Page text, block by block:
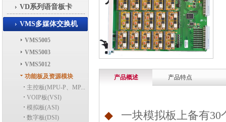
VD系列语音板卡
VMS多媒体交换机
VMS5005
VMS5003
VMS5012
功能板及资源模块
主控板(MPU-P、MP...
VOIP板(VSI)
模拟板(ASI)
数字板(DSI)
产品概述 产品特点
◆ 一块模拟板上备有30